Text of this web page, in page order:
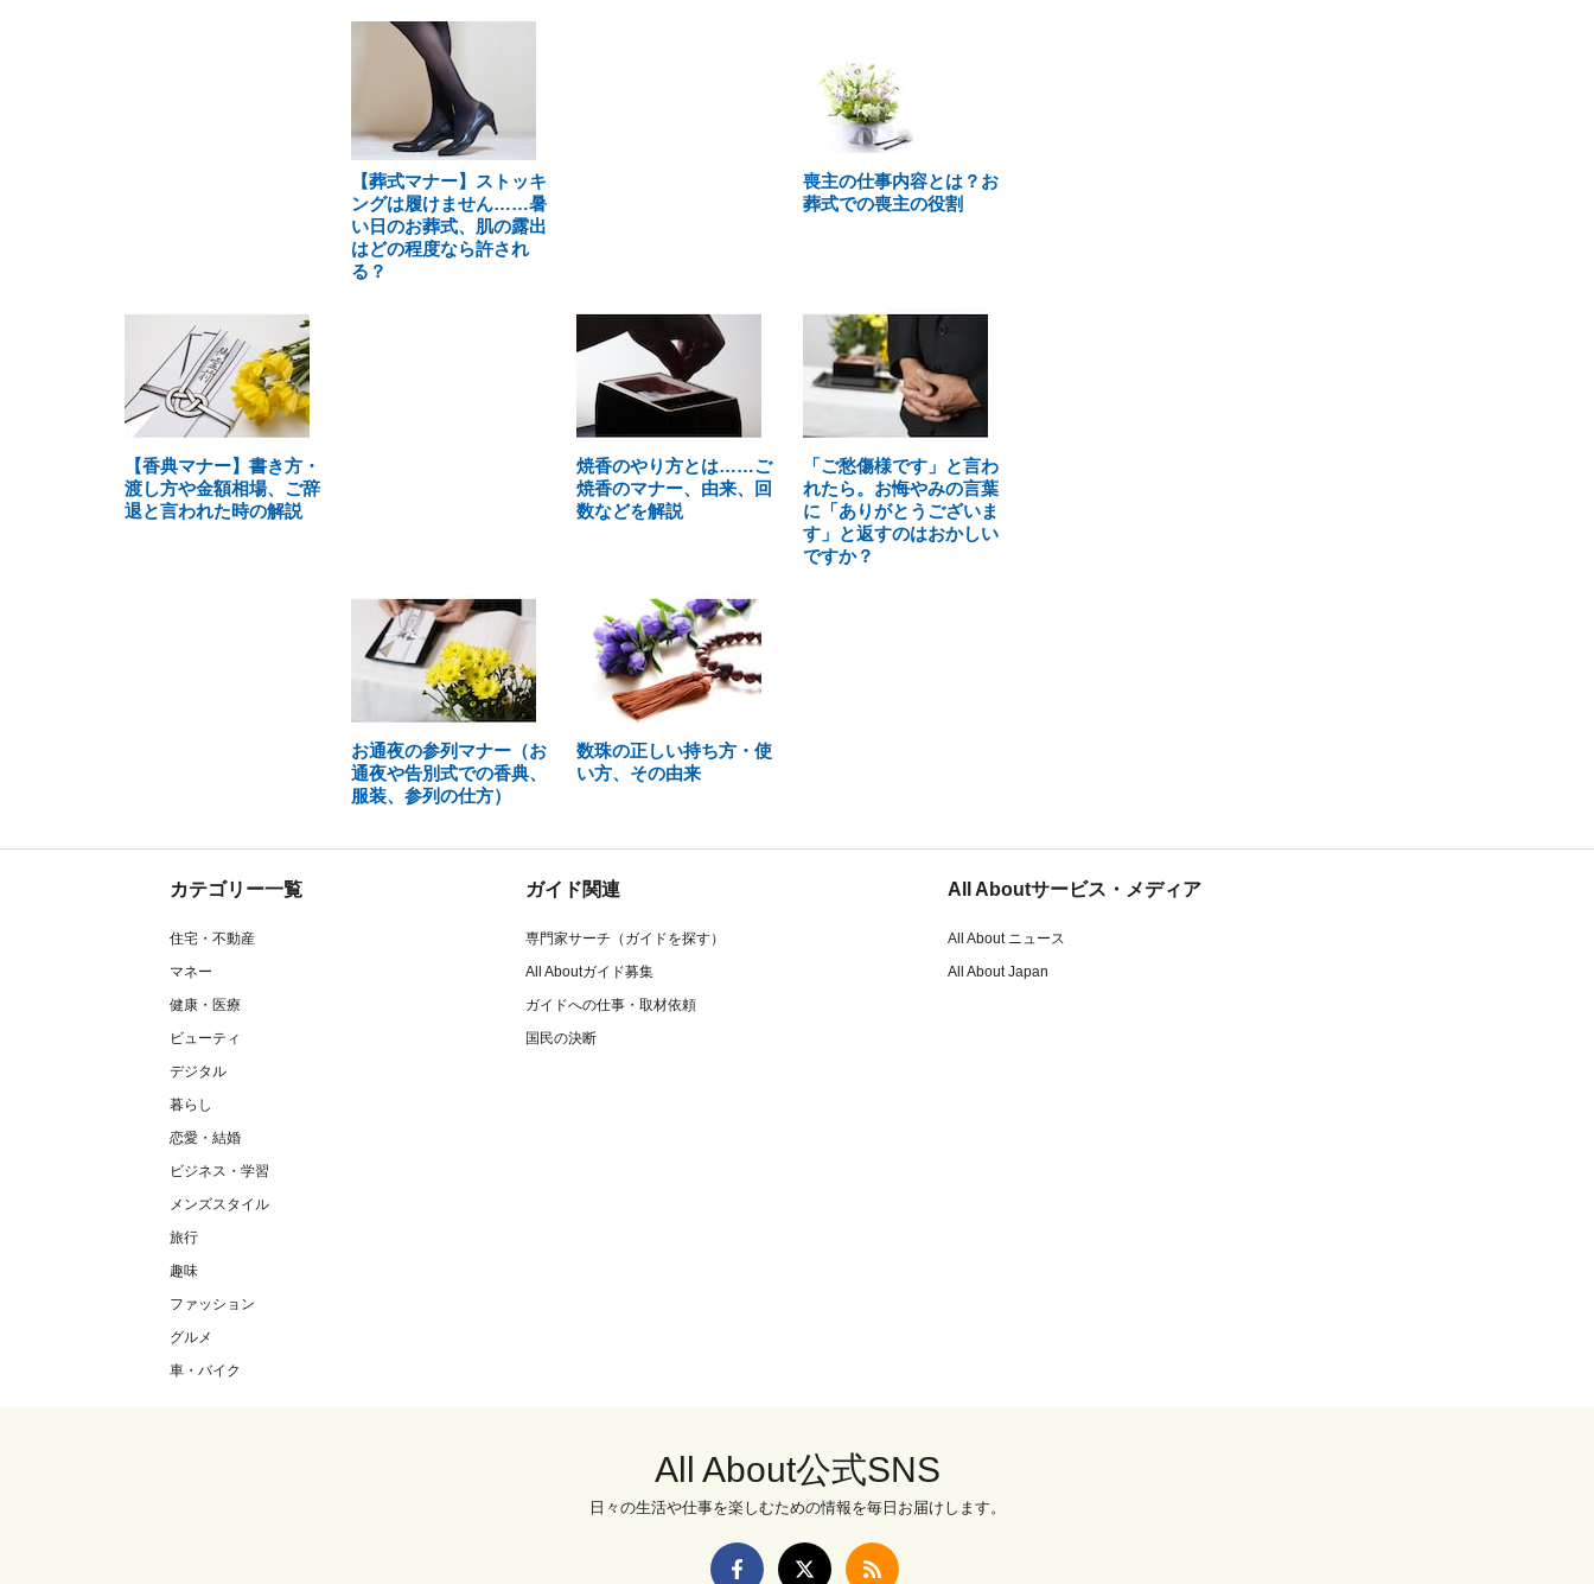
【葬式マナー】ストッキ
ングは履けません……暑
い日のお葬式、肌の露出
はどの程度なら許され
る？
喪主の仕事内容とは？お
葬式での喪主の役割
【香典マナー】書き方・
渡し方や金額相場、ご辞
退と言われた時の解説
焼香のやり方とは……ご
焼香のマナー、由来、回
数などを解説
「ご愁傷様です」と言わ
れたら。お悔やみの言葉
に「ありがとうございま
す」と返すのはおかしい
ですか？
お通夜の参列マナー（お
通夜や告別式での香典、
服装、参列の仕方）
数珠の正しい持ち方・使
い方、その由来
カテゴリー一覧
住宅・不動産
マネー
健康・医療
ビューティ
デジタル
暮らし
恋愛・結婚
ビジネス・学習
メンズスタイル
旅行
趣味
ファッション
グルメ
車・バイク
ガイド関連
専門家サーチ（ガイドを探す）
All Aboutガイド募集
ガイドへの仕事・取材依頼
国民の決断
All Aboutサービス・メディア
All About ニュース
All About Japan
All About公式SNS
日々の生活や仕事を楽しむための情報を毎日お届けします。